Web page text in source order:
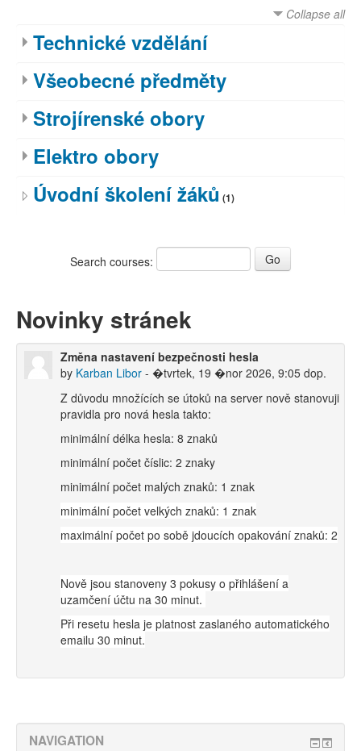
Collapse all
Technické vzdělání
Všeobecné předměty
Strojírenské obory
Elektro obory
Úvodní školení žáků (1)
Search courses:
Novinky stránek
Změna nastavení bezpečnosti hesla
by Karban Libor - �tvrtek, 19 �nor 2026, 9:05 dop.
Z důvodu množících se útoků na server nově stanovuji
pravidla pro nová hesla takto:
minimální délka hesla: 8 znaků
minimální počet číslic: 2 znaky
minimální počet malých znaků: 1 znak
minimální počet velkých znaků: 1 znak
maximální počet po sobě jdoucích opakování znaků: 2
Nově jsou stanoveny 3 pokusy o přihlášení a
uzamčení účtu na 30 minut.
Při resetu hesla je platnost zaslaného automatického
emailu 30 minut.
NAVIGATION